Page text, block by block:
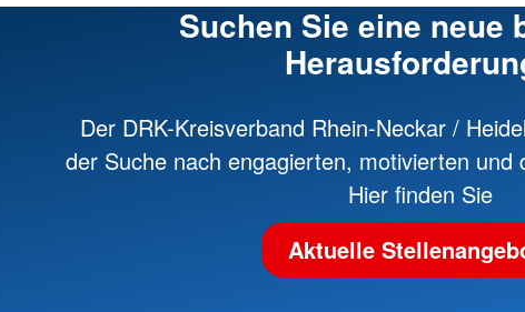
Suchen Sie eine neue
Der DRK-Kreisverband Rhein-Neckar /
der Suche nach engagierten, motivierten und
Hier finden Sie
Aktuelle